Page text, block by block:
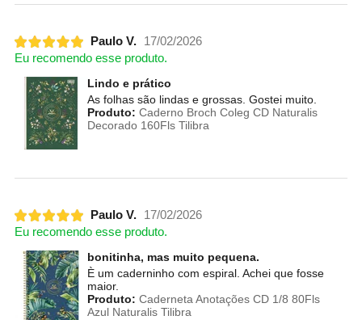
Paulo V.
17/02/2026
Eu recomendo esse produto.
Lindo e prático
As folhas são lindas e grossas. Gostei muito.
Produto: Caderno Broch Coleg CD Naturalis
Decorado 160Fls Tilibra
Paulo V.
17/02/2026
Eu recomendo esse produto.
bonitinha, mas muito pequena.
È um caderninho com espiral. Achei que fosse
maior.
Produto: Caderneta Anotações CD 1/8 80Fls
Azul Naturalis Tilibra